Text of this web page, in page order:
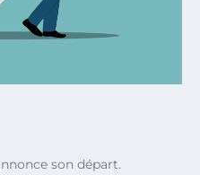
son départ.